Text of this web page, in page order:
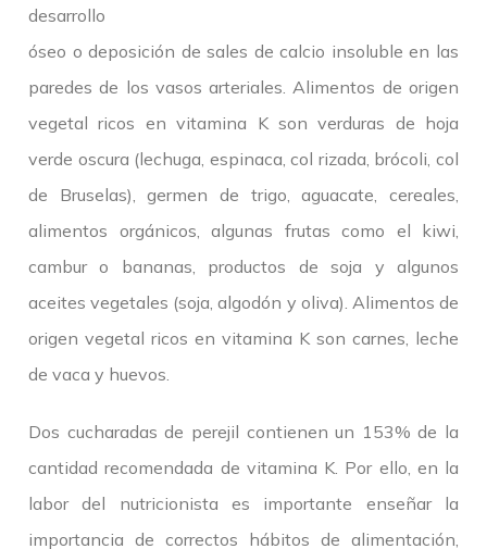
desarrollo
óseo o deposición de sales de calcio insoluble en las
paredes de los vasos arteriales. Alimentos de origen
vegetal ricos en vitamina K son verduras de hoja
verde oscura (lechuga, espinaca, col rizada, brócoli, col
de Bruselas), germen de trigo, aguacate, cereales,
alimentos orgánicos, algunas frutas como el kiwi,
cambur o bananas, productos de soja y algunos
aceites vegetales (soja, algodón y oliva). Alimentos de
origen vegetal ricos en vitamina K son carnes, leche
de vaca y huevos.
Dos cucharadas de perejil contienen un 153% de la
cantidad recomendada de vitamina K. Por ello, en la
labor del nutricionista es importante enseñar la
importancia de correctos hábitos de alimentación,